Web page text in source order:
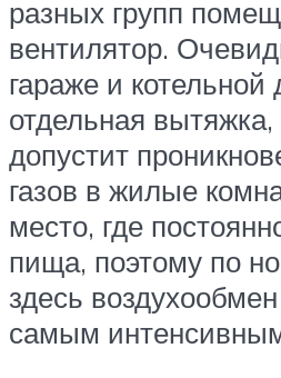
разных групп
вентилятор.
гараже и
отдельная вытяжка,
допустит
газов в жилые
место, где
пища, поэтому по
здесь
самым